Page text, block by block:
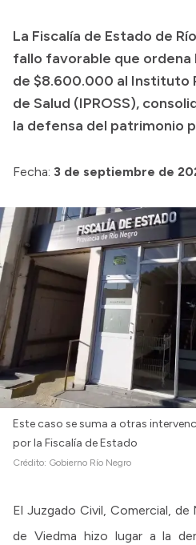
Geografía
Invertí en Río Negro
Presupuesto
Boletín Oficial
Compras y licitaciones
Consulta de expedientes
Consulta de pago a
Convocatorias
Intranet
Login
La Fiscalía de Estado de
fallo favorable que
de $8.600.000 al Instituto
de Salud (IPROSS),
la defensa del patrimonio
Fecha: 3 de septiembre de
Este caso se suma a otras
por la Fiscalía de Estado
Crédito: Gobierno Río Negro
El Juzgado Civil, Comercial, de
de Viedma hizo lugar a la